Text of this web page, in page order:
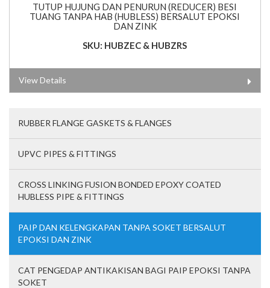
TUTUP HUJUNG DAN PENURUN (REDUCER) BESI
TUANG TANPA HAB (HUBLESS) BERSALUT EPOKSI
DAN ZINK
SKU: HUBZEC & HUBZRS
View Details
RUBBER FLANGE GASKETS & FLANGES
UPVC PIPES & FITTINGS
CROSS LINKING FUSION BONDED EPOXY COATED
HUBLESS PIPE & FITTINGS
PAIP DAN KELENGKAPAN TANPA SOKET BERSALUT
EPOKSI DAN ZINK
CAT PENGEDAP ANTIKAKISAN BAGI PAIP EPOKSI TANPA
SOKET